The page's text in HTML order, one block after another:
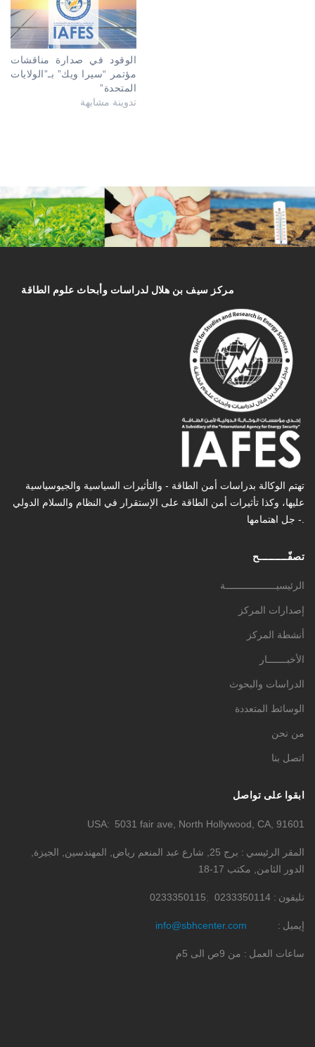
الوقود في صدارة مناقشات
مؤتمر “سيرا ويك” بـ”الولايات
المتحدة”
تدوينة مشابهة
مركز سیف بن هلال لدراسات وأبحاث علوم الطاقة
تهتم الوكالة بدراسات أمن الطاقة - والتأثیرات السیاسیة والجیوسیاسیة
عليها، وكذا تأثیرات أمن الطاقة على الإستقرار في النظام والسلام الدولي
- جل اهتمامها.
تصفّـــــــــح
الرئيسيــــــــــــــــــة
إصدارات المركز
أنشطة المركز
الأخبـــــــار
الدراسات والبحوث
الوسائط المتعددة
من نحن
اتصل بنا
ابقوا على تواصل
USA 5031 fair ave, North Hollywood, CA, 91601
المقر الرئيسي
برج 25, شارع عبد المنعم رياض, المهندسين, الجيزة,
الدور الثامن, مكتب 17-18
تليفون 0233350114
0233350115
إيميل info@sbhcenter.com
ساعات العمل من 9ص الى 5م